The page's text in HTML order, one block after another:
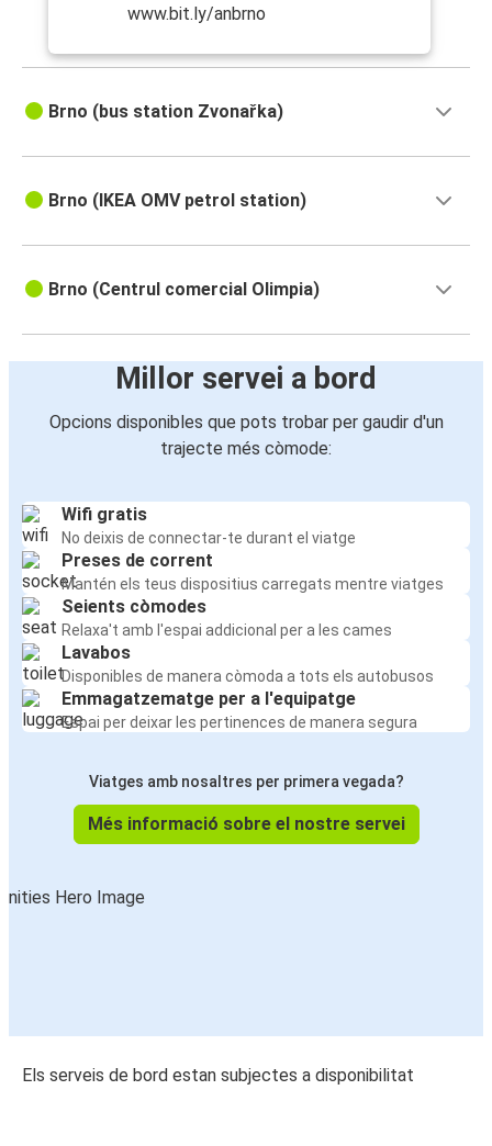
www.bit.ly/anbrno
Brno (bus station Zvonařka)
Brno (IKEA OMV petrol station)
Brno (Centrul comercial Olimpia)
Millor servei a bord
Opcions disponibles que pots trobar per gaudir d'un
trajecte més còmode:
Wifi gratis
No deixis de connectar-te durant el viatge
Preses de corrent
Mantén els teus dispositius carregats mentre viatges
Seients còmodes
Relaxa't amb l'espai addicional per a les cames
Lavabos
Disponibles de manera còmoda a tots els autobusos
Emmagatzematge per a l'equipatge
Espai per deixar les pertinences de manera segura
Viatges amb nosaltres per primera vegada?
Més informació sobre el nostre servei
Els serveis de bord estan subjectes a disponibilitat